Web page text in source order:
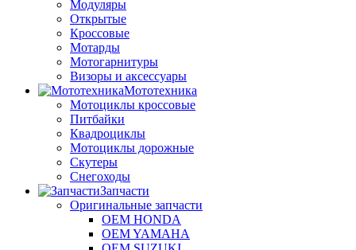
Модуляры
Открытые
Кроссовые
Мотарды
Мотогарнитуры
Визоры и аксессуары
Мототехника
Мотоциклы кроссовые
Питбайки
Квадроциклы
Мотоциклы дорожные
Скутеры
Снегоходы
Запчасти
Оригинальные запчасти
OEM HONDA
OEM YAMAHA